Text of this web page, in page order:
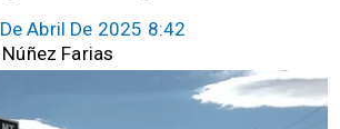
Abril De 2025 8:42
Farias